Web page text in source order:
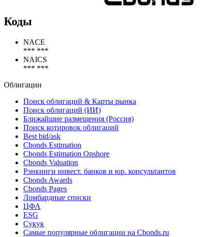
Коды
NACE
*** ***
NAICS
*** ***
Облигации
Поиск облигаций & Карты рынка
Поиск облигаций (ИИ)
Ближайшие размещения (Россия)
Поиск котировок облигаций
Best bid/ask
Cbonds Estimation
Cbonds Estimation Onshore
Cbonds Valuation
Рэнкинги инвест. банков и юр. консультантов
Cbonds Awards
Cbonds Pages
Ломбардные списки
ЦФА
ESG
Сукук
Самые популярные облигации на Cbonds.ru